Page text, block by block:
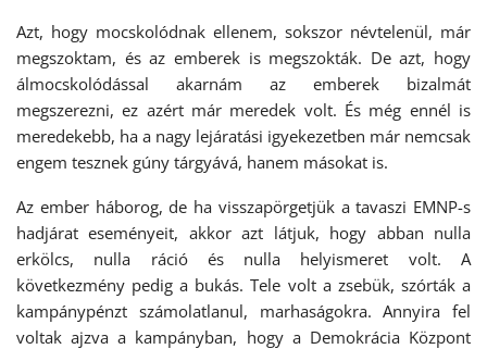
Azt, hogy mocskolódnak ellenem, sokszor névtelenül, már
megszoktam, és az emberek is megszokták. De azt, hogy
álmocskolódással akarnám az emberek bizalmát
megszerezni, ez azért már meredek volt. És még ennél is
meredekebb, ha a nagy lejáratási igyekezetben már nemcsak
engem tesznek gúny tárgyává, hanem másokat is.
Az ember háborog, de ha visszapörgetjük a tavaszi EMNP-s
hadjárat eseményeit, akkor azt látjuk, hogy abban nulla
erkölcs, nulla ráció és nulla helyismeret volt. A
következmény pedig a bukás. Tele volt a zsebük, szórták a
kampánypénzt számolatlanul, marhaságokra. Annyira fel
voltak ajzva a kampányban, hogy a Demokrácia Központ